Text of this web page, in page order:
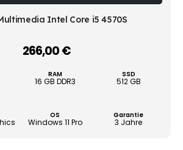
weist
Intel Core i5 4570S
266,00€–
RAM
16 GB DDR3
SSD
512 GB
OS
Windows 11 Pro
Garantie
3 Jahre